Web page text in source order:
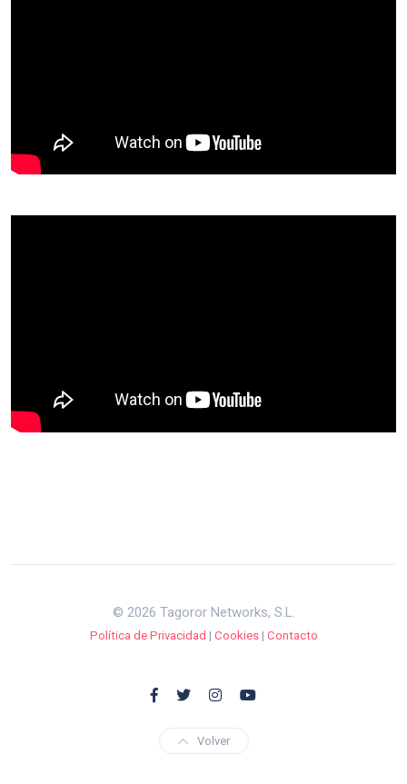
© 2026 Tagoror Networks, S.L.
Política de Privacidad | Cookies| Contacto
Volver